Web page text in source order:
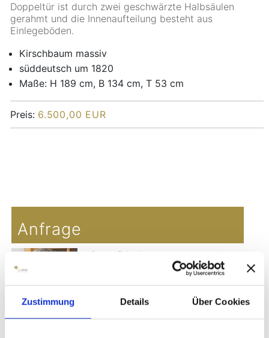
Zustimmung Details Über Cookies
Doppeltür ist durch zwei geschwärzte Halbsäulen
gerahmt und die Innenaufteilung besteht aus
Einlegeböden.
Kirschbaum massiv
süddeutsch um 1820
Maße: H 189 cm, B 134 cm, T 53 cm
Preis: 6.500,00 EUR
Anfrage
Georg Britsch
+49(0)171-7709498